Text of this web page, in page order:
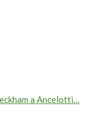
a Ancelotti…